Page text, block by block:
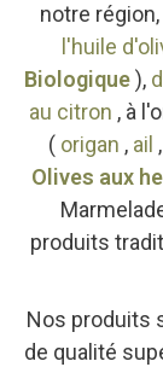
notre
l'huile
Biologique),
au citron , à
( origan , ail ,
Olives aux
produits
Nos produits
de qualité